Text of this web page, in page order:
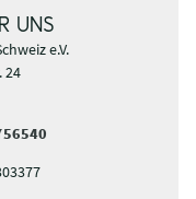
UNS
e.V.
24